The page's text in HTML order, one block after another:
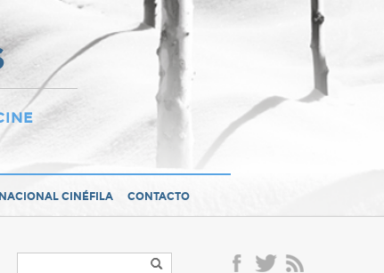
CINÉFILA CONTACTO